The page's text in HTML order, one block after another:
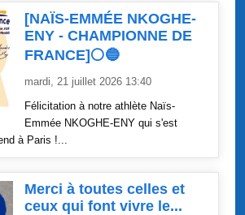
[NAÏS-EMMÉE NKOGHE-
ENY - CHAMPIONNE DE
FRANCE]⚪🔵
mardi, 21 juillet 2026 13:40
Félicitation à notre athlète Naïs-
Emmée NKOGHE-ENY qui s'est
à Paris !...
Merci à toutes celles et
ceux qui font vivre le...